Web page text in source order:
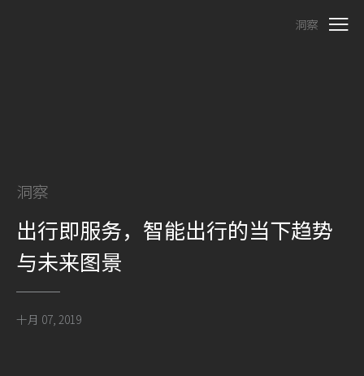
洞察
洞察
出行即服务，智能出行的当下趋势
与未来图景
十月 07, 2019